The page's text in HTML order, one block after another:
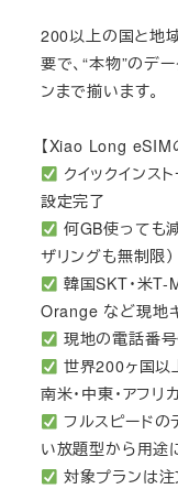
200以上の国と地
要で、“本物”のデ
ンまで揃います。
【Xiao Long eSIM
クイックインス
設定完了
何GB使っても
ザリングも無制限）
韓国SKT・米T-
Orange など現地
現地の電話番
世界200ヶ国以
南米・中東・アフリ
フルスピード
い放題型から用途
対象プランは注